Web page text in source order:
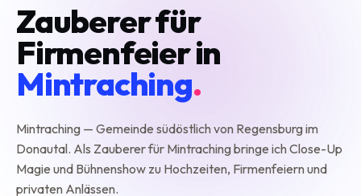
Zauberer für
Firmenfeier in
Mintraching.
Mintraching — Gemeinde südöstlich von Regensburg im
Donautal. Als Zauberer für Mintraching bringe ich Close-Up
Magie und Bühnenshow zu Hochzeiten, Firmenfeiern und
privaten Anlässen.